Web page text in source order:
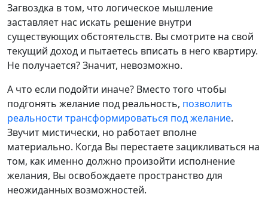
Загвоздка в том, что логическое мышление
заставляет нас искать решение внутри
существующих обстоятельств. Вы смотрите на свой
текущий доход и пытаетесь вписать в него квартиру.
Не получается? Значит, невозможно.
А что если подойти иначе? Вместо того чтобы
подгонять желание под реальность, позволить
реальности трансформироваться под желание.
Звучит мистически, но работает вполне
материально. Когда Вы перестаете зацикливаться на
том, как именно должно произойти исполнение
желания, Вы освобождаете пространство для
неожиданных возможностей.